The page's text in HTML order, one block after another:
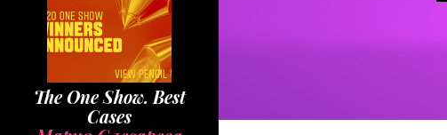
The One Show. Best
Cases